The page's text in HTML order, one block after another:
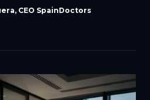
CEO SpainDoctors